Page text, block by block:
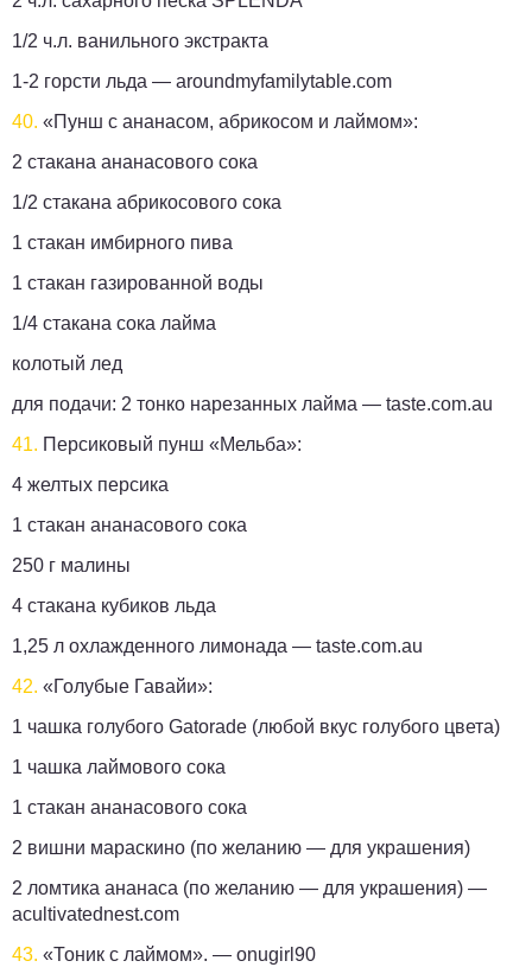
1/2 ч.л. ванильного экстракта
1-2 горсти льда — aroundmyfamilytable.com
40. «Пунш с ананасом, абрикосом и лаймом»:
2 стакана ананасового сока
1/2 стакана абрикосового сока
1 стакан имбирного пива
1 стакан газированной воды
1/4 стакана сока лайма
колотый лед
для подачи: 2 тонко нарезанных лайма — taste.com.au
41. Персиковый пунш «Мельба»:
4 ​​желтых персика
1 стакан ананасового сока
250 г малины
4 стакана кубиков льда
1,25 л охлажденного лимонада — taste.com.au
42. «Голубые Гавайи»:
1 чашка голубого Gatorade (любой вкус голубого цвета)
1 чашка лаймового сока
1 стакан ананасового сока
2 вишни мараскино (по желанию — для украшения)
2 ломтика ананаса (по желанию — для украшения) —
acultivatednest.com
43. «Тоник с лаймом». — onugirl90